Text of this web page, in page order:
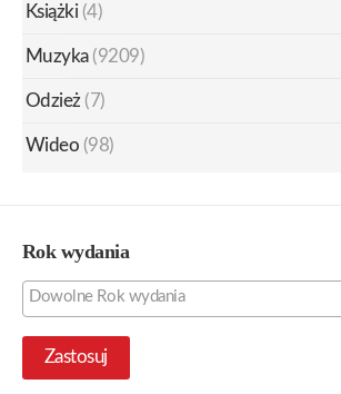
Książki (4)
Muzyka (9209)
Odzież (7)
Wideo (98)
Rok wydania
Zastosuj